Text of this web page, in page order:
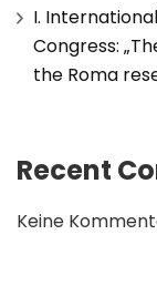
I.
Congress:
the Roma
Recent
Keine